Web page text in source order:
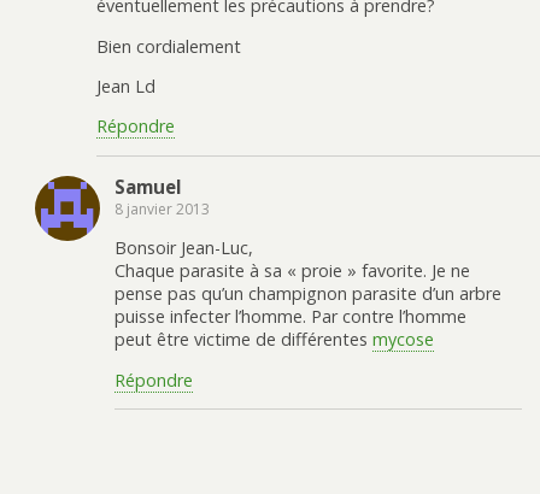
éventuellement les précautions à prendre?
Bien cordialement
Jean Ld
Répondre
Samuel
8 janvier 2013
Bonsoir Jean-Luc,
Chaque parasite à sa « proie » favorite. Je ne
pense pas qu’un champignon parasite d’un arbre
puisse infecter l’homme. Par contre l’homme
peut être victime de différentes mycose
Répondre